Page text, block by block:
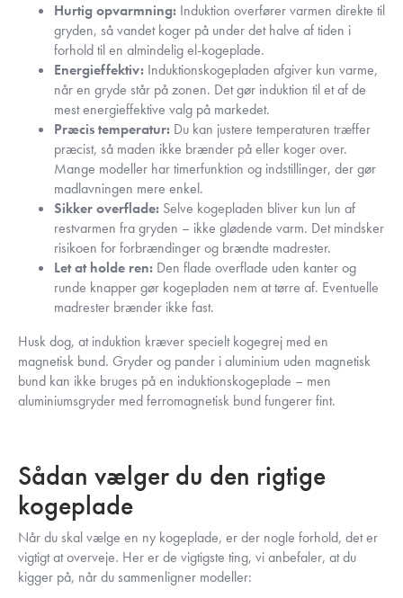
Hurtig opvarmning: Induktion overfører varmen direkte til
gryden, så vandet koger på under det halve af tiden i
forhold til en almindelig el-kogeplade.
Energieffektiv: Induktionskogepladen afgiver kun varme,
når en gryde står på zonen. Det gør induktion til et af de
mest energieffektive valg på markedet.
Præcis temperatur: Du kan justere temperaturen træffer
præcist, så maden ikke brænder på eller koger over.
Mange modeller har timerfunktion og indstillinger, der gør
madlavningen mere enkel.
Sikker overflade: Selve kogepladen bliver kun lun af
restvarmen fra gryden – ikke glødende varm. Det mindsker
risikoen for forbrændinger og brændte madrester.
Let at holde ren: Den flade overflade uden kanter og
runde knapper gør kogepladen nem at tørre af. Eventuelle
madrester brænder ikke fast.
Husk dog, at induktion kræver specielt kogegrej med en
magnetisk bund. Gryder og pander i aluminium uden magnetisk
bund kan ikke bruges på en induktionskogeplade – men
aluminiumsgryder med ferromagnetisk bund fungerer fint.
Sådan vælger du den rigtige
kogeplade
Når du skal vælge en ny kogeplade, er der nogle forhold, det er
vigtigt at overveje. Her er de vigtigste ting, vi anbefaler, at du
kigger på, når du sammenligner modeller: